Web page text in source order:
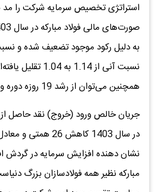
استراتژی تخصیص سرمایه شرکت را مد
نسبت آنی از 1.14
همچنین می‌توان از رشد 19 روزه دوره وصول مطالبات تشخیص داد.
جریان ‌خالص ‌ورود‌ (خروج) ‌نقد حاصل
نشان دهنده افزایش سرمایه در گردش
مبارکه نظیر همه فولادسازان بزرگ